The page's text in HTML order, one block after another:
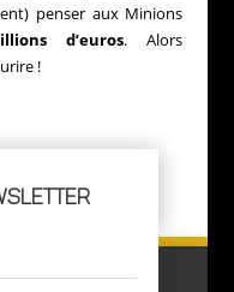
penser aux Minions
d’euros. Alors
!